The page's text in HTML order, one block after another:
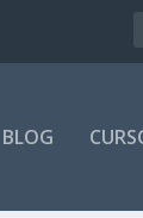
BLOG